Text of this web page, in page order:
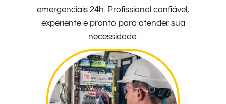
emergenciais 24h. Profissional confiável,
experiente e pronto para atender sua
necessidade.